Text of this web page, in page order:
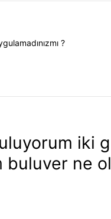
?
iki
buluver ne